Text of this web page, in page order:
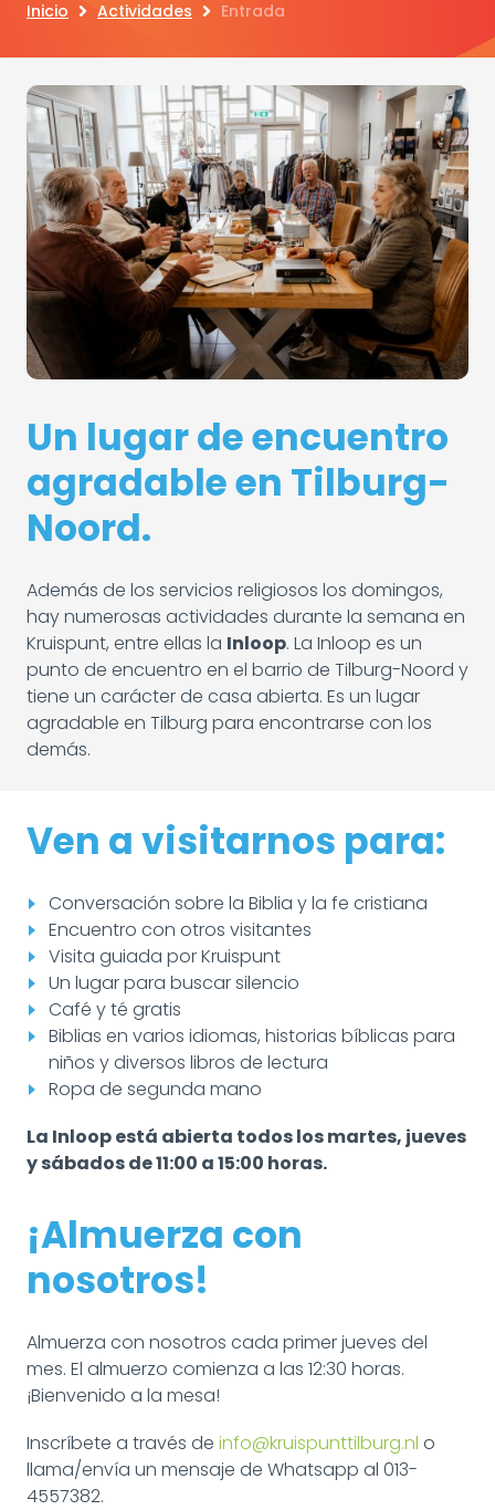
Inicio Actividades Entrada
Un lugar de encuentro
agradable en Tilburg-
Noord.
Además de los servicios religiosos los domingos,
hay numerosas actividades durante la semana en
Kruispunt, entre ellas la Inloop. La Inloop es un
punto de encuentro en el barrio de Tilburg-Noord y
tiene un carácter de casa abierta. Es un lugar
agradable en Tilburg para encontrarse con los
demás.
Ven a visitarnos para:
Conversación sobre la Biblia y la fe cristiana
Encuentro con otros visitantes
Visita guiada por Kruispunt
Un lugar para buscar silencio
Café y té gratis
Biblias en varios idiomas, historias bíblicas para
niños y diversos libros de lectura
Ropa de segunda mano
La Inloop está abierta todos los martes, jueves
y sábados de 11:00 a 15:00 horas.
¡Almuerza con
nosotros!
Almuerza con nosotros cada primer jueves del
mes. El almuerzo comienza a las 12:30 horas.
¡Bienvenido a la mesa!
Inscríbete a través de info@kruispunttilburg.nl o
llama/envía un mensaje de Whatsapp al 013-
4557382.